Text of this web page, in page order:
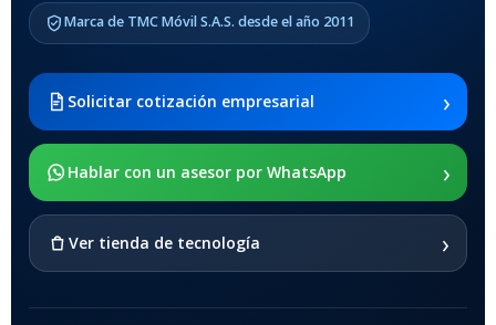
Marca de TMC Móvil S.A.S. desde el año 2011
Solicitar cotización empresarial ›
Hablar con un asesor por WhatsApp ›
Ver tienda de tecnología ›